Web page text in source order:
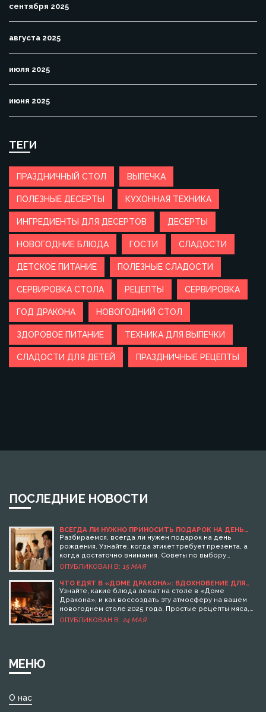
сентября 2025
августа 2025
июля 2025
июня 2025
ТЕГИ
ПРАЗДНИЧНЫЙ СТОЛ ВЫПЕЧКА
ПОЛЕЗНЫЕ ДЕСЕРТЫ КУХОННАЯ ТЕХНИКА
ИНГРЕДИЕНТЫ ДЛЯ ДЕСЕРТОВ ДЕСЕРТЫ
НОВОГОДНИЕ БЛЮДА ГОСТИ СЛАДОСТИ
ДЕТСКОЕ ПИТАНИЕ ПОЛЕЗНЫЕ СЛАДОСТИ
СЕРВИРОВКА СТОЛА РЕЦЕПТЫ СЕРВИРОВКА
ГОД ДРАКОНА НОВОГОДНИЙ СТОЛ
ЗДОРОВОЕ ПИТАНИЕ ТЕХНИКА ДЛЯ ВЫПЕЧКИ
СЛАДОСТИ ДЛЯ ДЕТЕЙ ПРАЗДНИЧНЫЕ РЕЦЕПТЫ
ПОСЛЕДНИЕ НОВОСТИ
ВСЕГДА ЛИ НУЖНО ПРИНОСИТЬ ПОДАРОК НА ДЕНЬ
РОЖДЕНИЯ: ПРАВИЛА ЭТИКЕТА И БЮДЖЕТНЫЕ ИДЕИ
Разбираемся, всегда ли нужен подарок на день
рождения. Узнайте, когда этикет требует презента, а
когда достаточно внимания. Советы по выбору
недорогих, но душевных подарков и альтернативы
ОПУБЛИКОВАН В: 15 МАЯ
ЧТО ЕДЯТ В «ДОМЕ ДРАКОНА»: ВДОХНОВЕНИЕ ДЛЯ
НОВОГОДНЕГО СТОЛА 2025
Узнайте, какие блюда лежат на столе в «Доме
Дракона», и как воссоздать эту атмосферу на вашем
новогоднем столе 2025 года. Простые рецепты мяса,
хлеба и напитков в стиле Вестероса.
ОПУБЛИКОВАН В: 24 МАЯ
МЕНЮ
О нас